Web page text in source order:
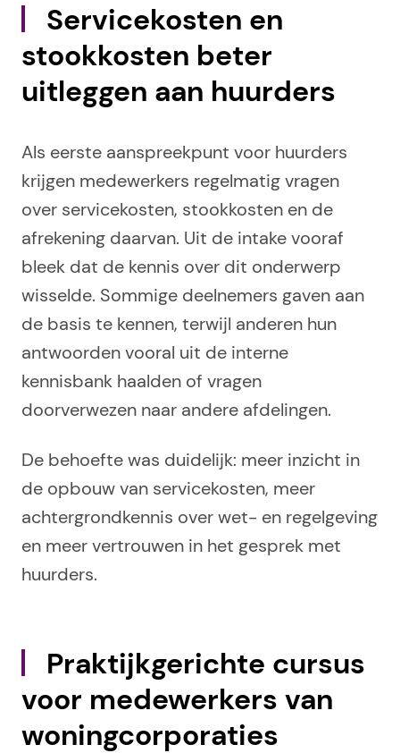
Servicekosten en
stookkosten beter
uitleggen aan huurders
Als eerste aanspreekpunt voor huurders
krijgen medewerkers regelmatig vragen
over servicekosten, stookkosten en de
afrekening daarvan. Uit de intake vooraf
bleek dat de kennis over dit onderwerp
wisselde. Sommige deelnemers gaven aan
de basis te kennen, terwijl anderen hun
antwoorden vooral uit de interne
kennisbank haalden of vragen
doorverwezen naar andere afdelingen.
De behoefte was duidelijk: meer inzicht in
de opbouw van servicekosten, meer
achtergrondkennis over wet- en regelgeving
en meer vertrouwen in het gesprek met
huurders.
Praktijkgerichte cursus
voor medewerkers van
woningcorporaties